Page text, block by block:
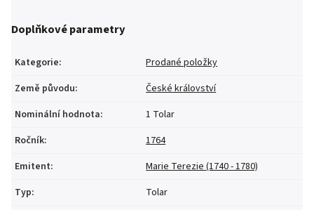
Doplňkové parametry
Kategorie:
Prodané položky
Země původu:
České království
Nominální hodnota:
1 Tolar
Ročník:
1764
Emitent:
Marie Terezie (1740 - 1780)
Typ:
Tolar